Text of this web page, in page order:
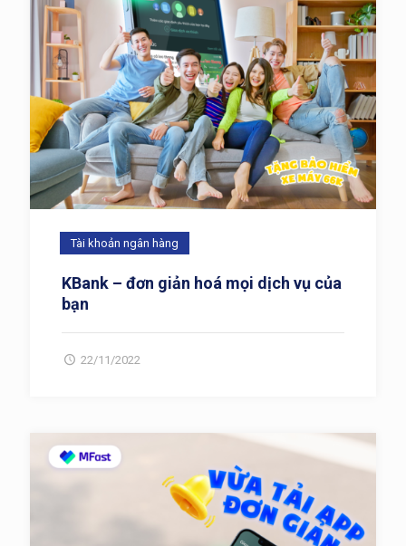
Tài khoản ngân hàng
KBank – đơn giản hoá mọi dịch vụ của
bạn
22/11/2022